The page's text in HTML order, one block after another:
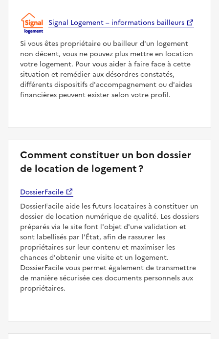
Signal Logement – informations bailleurs
Si vous êtes propriétaire ou bailleur d'un logement
non décent, vous ne pouvez plus mettre en location
votre logement. Pour vous aider à faire face à cette
situation et remédier aux désordres constatés,
différents dispositifs d'accompagnement ou d'aides
financières peuvent exister selon votre profil.
Comment constituer un bon dossier
de location de logement ?
DossierFacile
DossierFacile aide les futurs locataires à constituer un
dossier de location numérique de qualité. Les dossiers
préparés via le site font l'objet d'une validation et
sont labellisés par l'État, afin de rassurer les
propriétaires sur leur contenu et maximiser les
chances d'obtenir une visite et un logement.
DossierFacile vous permet également de transmettre
de manière sécurisée ces documents personnels aux
propriétaires.